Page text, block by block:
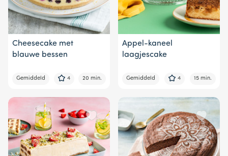
Cheesecake met
blauwe bessen
Gemiddeld 4 20 min.
Appel-kaneel
laagjescake
Gemiddeld 4 15 min.